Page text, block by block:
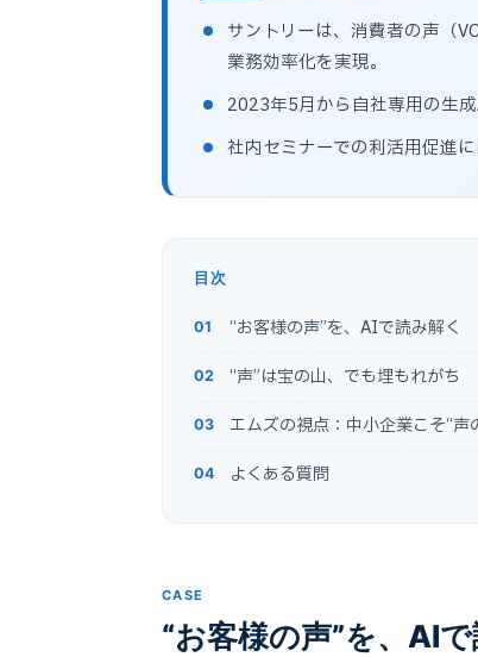
サントリーは、消費者の声（
業務効率化を実現。
2023年5月から自社専用の生
社内セミナーでの利活用促進
目次
“お客様の声”を、AIで読み解く
“声”は宝の山、でも埋もれがち
エムズの視点：中小企業こそ“声
よくある質問
CASE
“お客様の声”を、AIで